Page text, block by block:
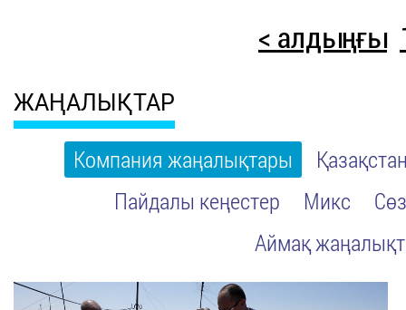
< алдыңғы
ЖАҢАЛЫҚТАР
Компания жаңалықтары
Пайдалы кеңестер
Микс
Аймақ